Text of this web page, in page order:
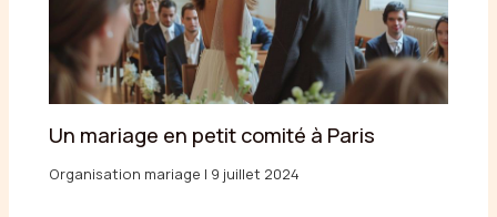
Un mariage en petit comité à Paris
Organisation mariage | 9 juillet 2024